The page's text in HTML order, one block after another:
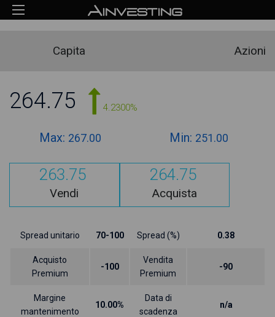
Capita Azioni
264.75 4.2300%
Max: 267.00 Min: 251.00
263.75
Vendi
264.75
Acquista
Spread unitario 70-100 Spread (%) 0.38
Acquisto
Premium
-100
Vendita
Premium
-90
Margine
mantenimento
10.00%
Data di
scadenza
n/a